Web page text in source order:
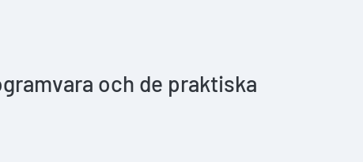
och de praktiska